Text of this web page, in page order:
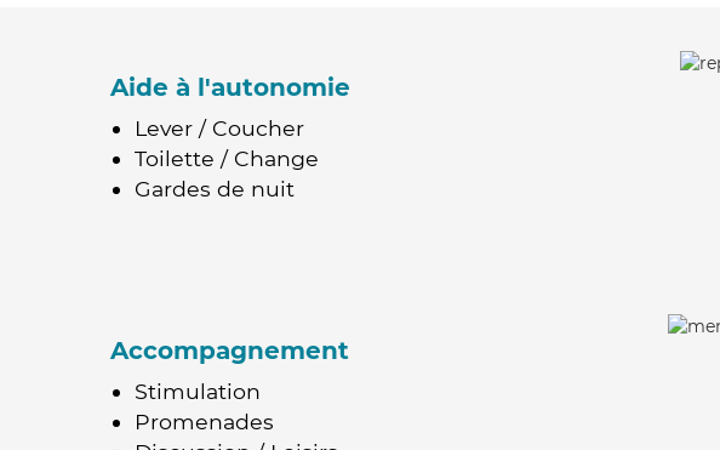
Aide à l'autonomie
Lever / Coucher
Toilette / Change
Gardes de nuit
Accompagnement
Stimulation
Promenades